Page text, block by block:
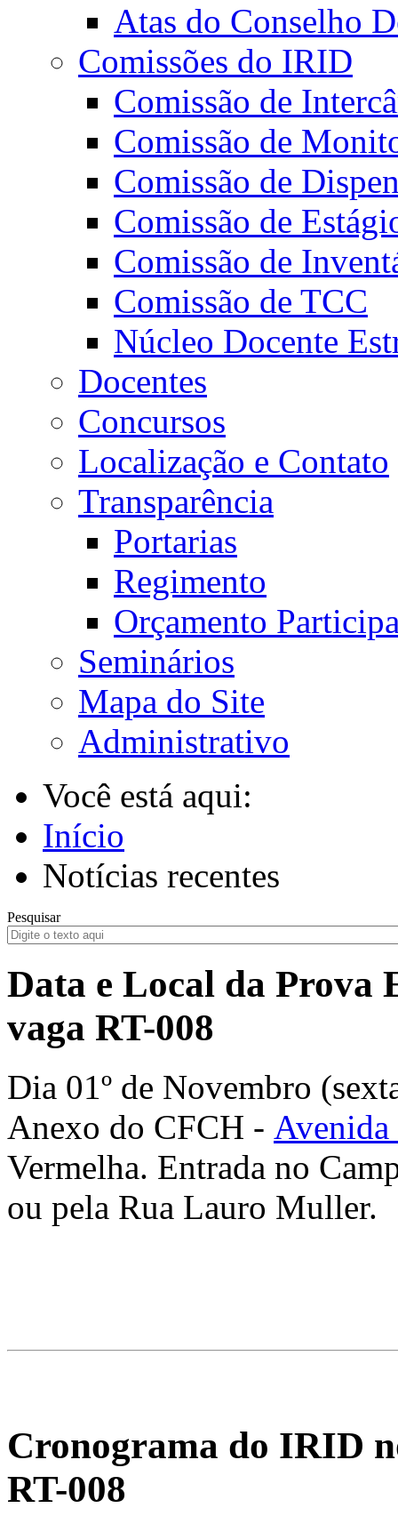
Atas do Conselho
Comissões do IRID
Comissão de
Comissão de
Comissão de
Comissão de
Comissão de
Comissão de TCC
Núcleo Docente
Docentes
Concursos
Localização e Contato
Transparência
Portarias
Regimento
Orçamento
Seminários
Mapa do Site
Administrativo
Você está aqui:
Início
Notícias recentes
Pesquisar
Data e Local da Prova
vaga RT-008
Dia 01º de Novembro
Anexo do CFCH - Avenida
Vermelha. Entrada no
ou pela Rua Lauro Muller.
Cronograma do IRID
RT-008